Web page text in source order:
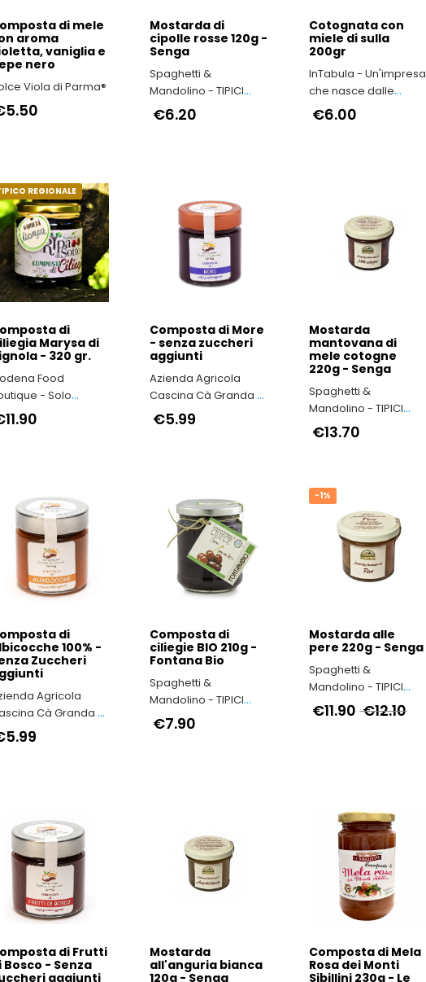
di mele
aroma
vaniglia e
nero
Viola di Parma®
Mostarda di
cipolle rosse 120g -
Senga
Spaghetti &
Mandolino - TIPICI
ITALIANI
€6.20
Cotognata con
miele di sulla
200gr
InTabula - Un'impresa
che nasce dalle
viscere dell’Irpinia
€6.00
REGIONALE
di
Marysa di
- 320 gr.
Food
- Solo
Tipici della
Composta di More
- senza zuccheri
aggiunti
Azienda Agricola
Cascina Cà Granda -
Nocciola Piemonte
€5.99
Mostarda
mantovana di
mele cotogne
220g - Senga
Spaghetti &
Mandolino - TIPICI
ITALIANI
€13.70
di
100% -
Zuccheri
Agricola
Cà Granda -
Piemonte
il vero made in
Composta di
ciliegie BIO 210g -
Fontana Bio
Spaghetti &
Mandolino - TIPICI
ITALIANI
€7.90
-1%
Mostarda alle
pere 220g - Senga
Spaghetti &
Mandolino - TIPICI
ITALIANI
€12.10
€11.90
di Frutti
Bosco - Senza
aggiunti
Mostarda
all'anguria bianca
120g - Senga
Composta di Mela
Rosa dei Monti
Sibillini 230g - Le